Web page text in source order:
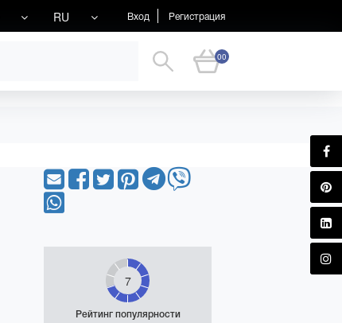
Вход Регистрация
RU
00
7
Рейтинг популярности